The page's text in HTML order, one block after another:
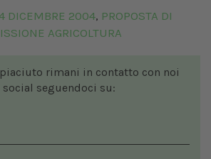
DICEMBRE 2004, PROPOSTA DI
AGRICOLTURA
rimani in contatto con noi
seguendoci su: